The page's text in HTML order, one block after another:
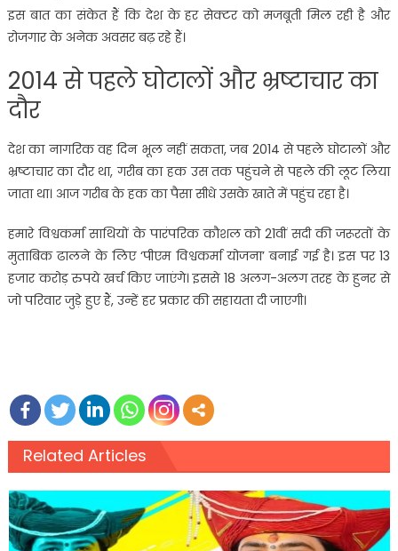
इस बात का संकेत हैं कि देश के हर सेक्टर को मजबूती मिल रही है और
रोजगार के अनेक अवसर बढ़ रहे हैं।
2014 से पहले घोटालों और भ्रष्टाचार का
दौर
देश का नागरिक वह दिन भूल नहीं सकता, जब 2014 से पहले घोटालों और
भ्रष्टाचार का दौर था, गरीब का हक उस तक पहुंचने से पहले की लूट लिया
जाता था। आज गरीब के हक का पैसा सीधे उसके खाते में पहुंच रहा है।
हमारे विश्वकर्मा साथियों के पारंपरिक कौशल को 21वीं सदी की जरूरतों के
मुताबिक ढालने के लिए ‘पीएम विश्वकर्मा योजना’ बनाई गई है। इस पर 13
हजार करोड़ रुपये खर्च किए जाएंगे। इससे 18 अलग-अलग तरह के हुनर से
जो परिवार जुड़े हुए हैं, उन्हें हर प्रकार की सहायता दी जाएगी।
Related Articles